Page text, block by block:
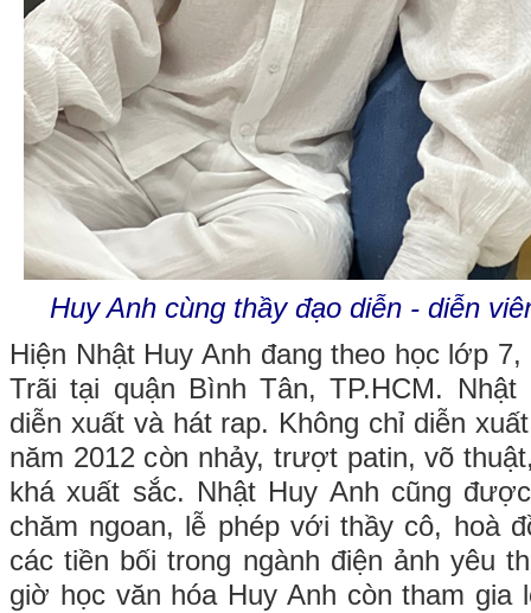
Huy Anh cùng thầy đạo diễn - diễn
Hiện Nhật Huy Anh đang theo học lớp
Trãi tại quận Bình Tân, TP.HCM.
diễn xuất và hát rap. Không chỉ diễn
năm 2012 còn nhảy, trượt patin, võ
khá xuất sắc. Nhật Huy Anh cũng
chăm ngoan, lễ phép với thầy cô, hoà
các tiền bối trong ngành điện ảnh yêu
giờ học văn hóa Huy Anh còn tham gia